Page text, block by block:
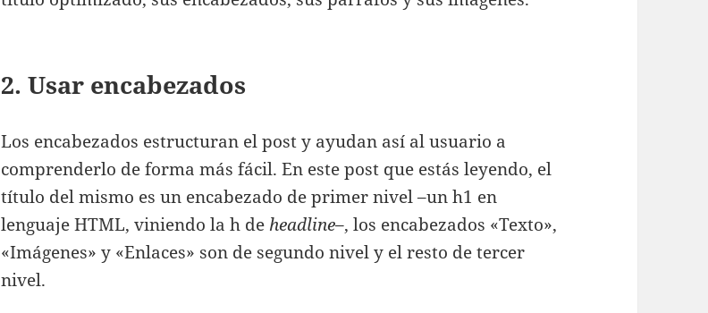
2. Usar encabezados
Los encabezados estructuran el post y ayudan así al usuario a
comprenderlo de forma más fácil. En este post que estás leyendo, el
título del mismo es un encabezado de primer nivel –un h1 en
lenguaje HTML, viniendo la h de headline–, los encabezados «Texto»,
«Imágenes» y «Enlaces» son de segundo nivel y el resto de tercer
nivel.